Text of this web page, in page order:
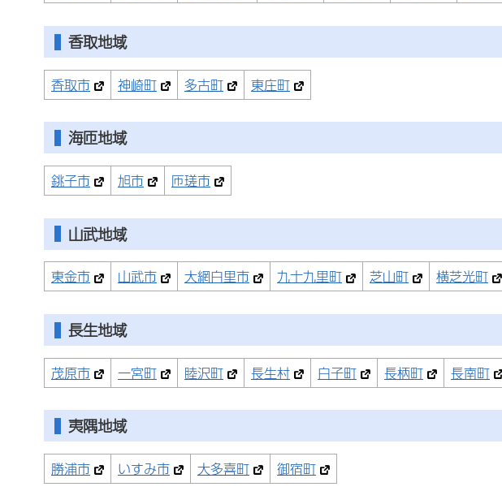
香取地域
香取市 神崎町 多古町 東庄町
海匝地域
銚子市 旭市 匝瑳市
山武地域
東金市 山武市 大網白里市 九十九里町 芝山町 横芝光町
長生地域
茂原市 一宮町 睦沢町 長生村 白子町 長柄町 長南町
夷隅地域
勝浦市 いすみ市 大多喜町 御宿町